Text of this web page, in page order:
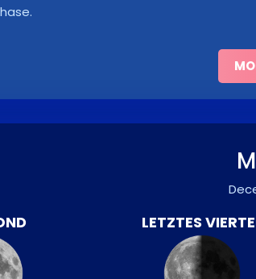
LETZTES